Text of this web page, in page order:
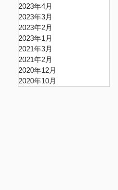
2023年4月
2023年3月
2023年2月
2023年1月
2021年3月
2021年2月
2020年12月
2020年10月